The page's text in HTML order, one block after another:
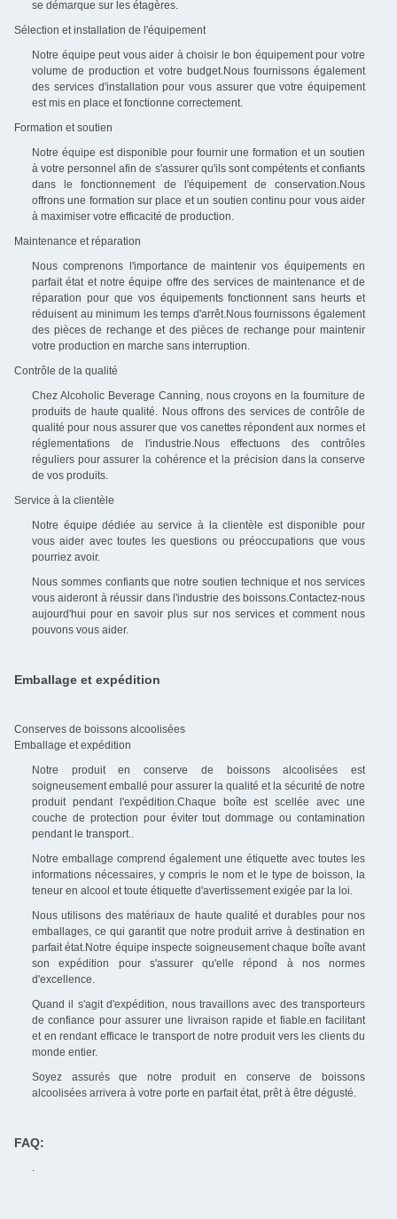
se démarque sur les étagères.
Sélection et installation de l'équipement
Notre équipe peut vous aider à choisir le bon équipement pour votre
volume de production et votre budget.Nous fournissons également
des services d'installation pour vous assurer que votre équipement
est mis en place et fonctionne correctement.
Formation et soutien
Notre équipe est disponible pour fournir une formation et un soutien
à votre personnel afin de s'assurer qu'ils sont compétents et confiants
dans le fonctionnement de l'équipement de conservation.Nous
offrons une formation sur place et un soutien continu pour vous aider
à maximiser votre efficacité de production.
Maintenance et réparation
Nous comprenons l'importance de maintenir vos équipements en
parfait état et notre équipe offre des services de maintenance et de
réparation pour que vos équipements fonctionnent sans heurts et
réduisent au minimum les temps d'arrêt.Nous fournissons également
des pièces de rechange et des pièces de rechange pour maintenir
votre production en marche sans interruption.
Contrôle de la qualité
Chez Alcoholic Beverage Canning, nous croyons en la fourniture de
produits de haute qualité. Nous offrons des services de contrôle de
qualité pour nous assurer que vos canettes répondent aux normes et
réglementations de l'industrie.Nous effectuons des contrôles
réguliers pour assurer la cohérence et la précision dans la conserve
de vos produits.
Service à la clientèle
Notre équipe dédiée au service à la clientèle est disponible pour
vous aider avec toutes les questions ou préoccupations que vous
pourriez avoir.
Nous sommes confiants que notre soutien technique et nos services
vous aideront à réussir dans l'industrie des boissons.Contactez-nous
aujourd'hui pour en savoir plus sur nos services et comment nous
pouvons vous aider.
Emballage et expédition
Conserves de boissons alcoolisées
Emballage et expédition
Notre produit en conserve de boissons alcoolisées est
soigneusement emballé pour assurer la qualité et la sécurité de notre
produit pendant l'expédition.Chaque boîte est scellée avec une
couche de protection pour éviter tout dommage ou contamination
pendant le transport..
Notre emballage comprend également une étiquette avec toutes les
informations nécessaires, y compris le nom et le type de boisson, la
teneur en alcool et toute étiquette d'avertissement exigée par la loi.
Nous utilisons des matériaux de haute qualité et durables pour nos
emballages, ce qui garantit que notre produit arrive à destination en
parfait état.Notre équipe inspecte soigneusement chaque boîte avant
son expédition pour s'assurer qu'elle répond à nos normes
d'excellence.
Quand il s'agit d'expédition, nous travaillons avec des transporteurs
de confiance pour assurer une livraison rapide et fiable.en facilitant
et en rendant efficace le transport de notre produit vers les clients du
monde entier.
Soyez assurés que notre produit en conserve de boissons
alcoolisées arrivera à votre porte en parfait état, prêt à être dégusté.
FAQ:
.